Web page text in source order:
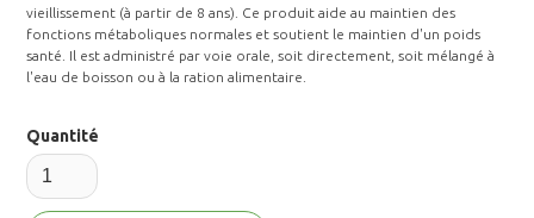
vieillissement (à partir de 8 ans). Ce produit aide au maintien des
fonctions métaboliques normales et soutient le maintien d'un poids
santé. Il est administré par voie orale, soit directement, soit mélangé à
l'eau de boisson ou à la ration alimentaire.
Quantité